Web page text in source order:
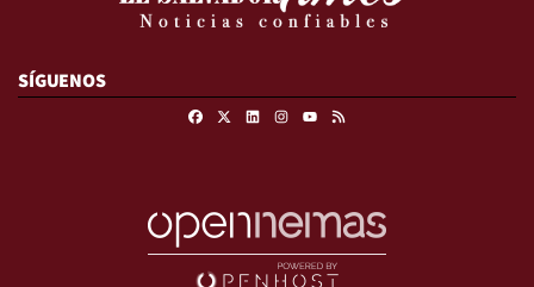
SÍGUENOS
FacebookLinkedinInstagramRSS